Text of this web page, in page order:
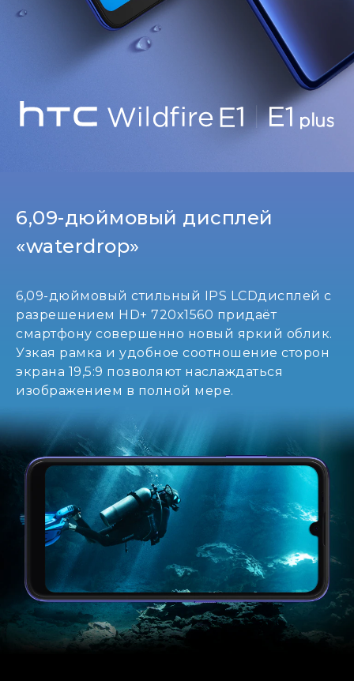
СНГ
6,09-дюймовый дисплей
«waterdrop»
6,09-дюймовый стильный IPS LCDдисплей с
разрешением HD+ 720x1560 придаёт
смартфону совершенно новый яркий облик.
Узкая рамка и удобное соотношение сторон
экрана 19,5:9 позволяют наслаждаться
изображением в полной мере.